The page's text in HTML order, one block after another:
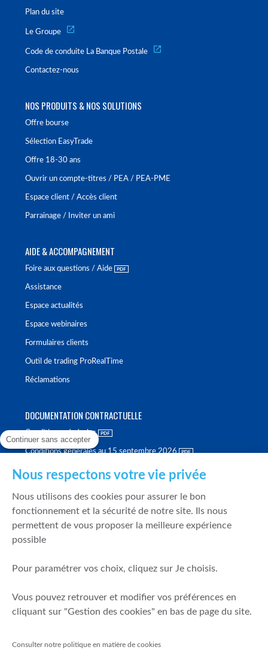
Plan du site
Le Groupe
Code de conduite La Banque Postale
Contactez-nous
NOS PRODUITS & NOS SOLUTIONS
Offre bourse
Sélection EasyTrade
Offre 18-30 ans
Ouvrir un compte-titres / PEA / PEA-PME
Espace client / Accès client
Parrainage / Inviter un ami
AIDE & ACCOMPAGNEMENT
Foire aux questions / Aide
Assistance
Espace actualités
Espace webinaires
Formulaires clients
Outil de trading ProRealTime
Réclamations
DOCUMENTATION CONTRACTUELLE
Conditions générales
Conditions générales au 15 septembre 2026
Politique de meilleure sélection
Politique de durabilité
Fonds de garantie des dépôts et de résolution
Mentions légales
Prévention de la fraude
Continuer sans accepter
Nous respectons votre vie privée
Nous utilisons des cookies pour assurer le bon
fonctionnement et la sécurité de notre site. Ils nous
permettent de vous proposer la meilleure expérience
possible
Pour paramétrer vos choix, cliquez sur Je choisis.
Vous pouvez retrouver et modifier vos préférences en
cliquant sur "Gestion des cookies" en bas de page du site.
Consulter notre politique en matière de cookies